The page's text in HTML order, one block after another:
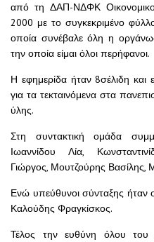
από τη ΔΑΠ-ΝΔΦΚ
2000 με το συγκεκριμένο
οποία συνέβαλε όλη η
την οποία είμαι όλοι περήφανοι.
Η εφημερίδα ήταν 8σέλιδη και
για τα τεκταινόμενα στα
ύλης.
Στη συντακτική ομάδα
Ιωαννίδου Λία,
Γιώργος, Μουτζούρης
Ενώ υπεύθυνοι σύνταξης ήταν
Καλούδης Φραγκίσκος.
Τέλος την ευθύνη όλου του